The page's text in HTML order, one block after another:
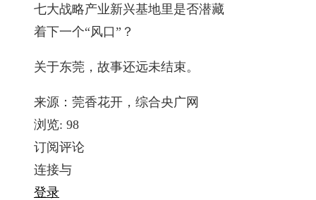
七大战略产业新兴基地里是否潜藏
着下一个“风口”？
关于东莞，故事还远未结束。
来源：莞香花开，综合央广网
浏览: 98
订阅评论
连接与
登录